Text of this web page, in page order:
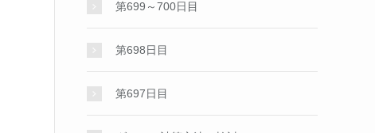
第699～700日目
第698日目
第697日目